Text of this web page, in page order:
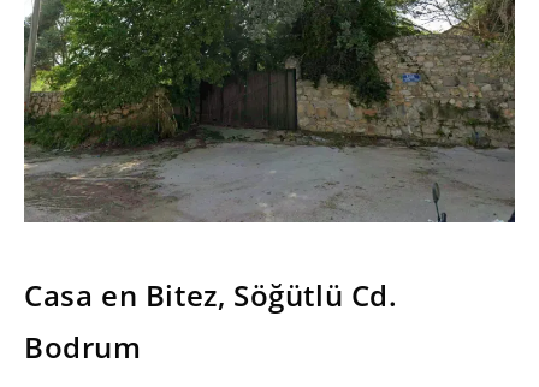
Casa en Bitez, Söğütlü Cd.
Bodrum